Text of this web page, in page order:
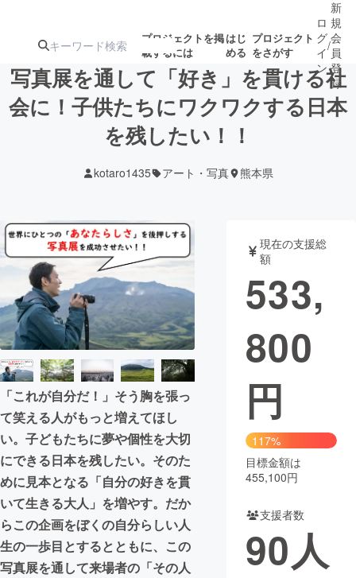
プロジェクトを掲
載するには
はじ
める
プロジェクト
をさがす
注目のリ 注目の新着プロ
ジェクト
募集終了が近いプ
テクノロジー・ガジェット
映像・映画 書籍・雑誌
ビジネス・起業 チャレンジ
まちづくり・地域活性化
CAMPFIRE for Social Good
CAMPFIRE Creation
CAMPFIREふるさと納税machi-ya コミュニティ
ロ
グ
イ
ン
/
新
規
会
員
登
録
写真展を通して「好き」を貫ける社
会に！子供たちにワクワクする日本
を残したい！！
kotaro1435 アート・写真 熊本県
「これが自分だ！」そう胸を張っ
て笑える人がもっと増えてほし
い。子どもたちに夢や個性を大切
にできる日本を残したい。そのた
めに見本となる「自分の好きを貫
いて生きる大人」を増やす。だか
らこの企画をぼくの自分らしい人
生の一歩目とするとともに、この
写真展を通して来場者の「その人
現在の支援総
額
533,
800
円
117%
目標金額は
455,100円
支援者数
90人